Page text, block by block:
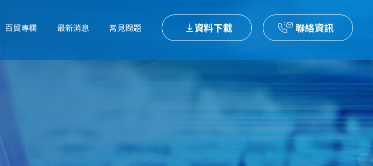
百貿專欄 最新消息 常見問題 資料下載 聯絡資訊